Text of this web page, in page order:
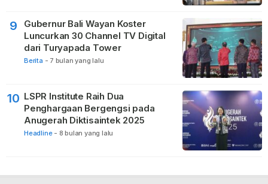
9
Gubernur Bali Wayan Koster
Luncurkan 30 Channel TV Digital
dari Turyapada Tower
Berita - 7 bulan yang lalu
10 LSPR Institute Raih Dua
Penghargaan Bergengsi pada
Anugerah Diktisaintek 2025
Headline - 8 bulan yang lalu